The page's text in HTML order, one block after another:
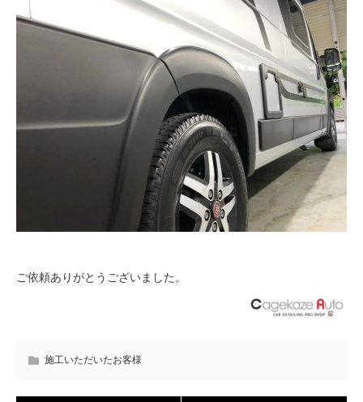
ご依頼ありがとうございました。
施工いただいたお客様